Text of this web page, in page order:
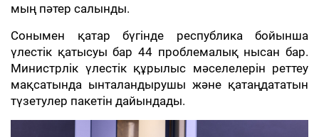
мың пәтер салынды.
Сонымен қатар бүгінде республика бойынша
үлестік қатысуы бар 44 проблемалық нысан бар.
Министрлік үлестік құрылыс мәселелерін реттеу
мақсатында ынталандырушы және қатаңдататын
түзетулер пакетін дайындады.